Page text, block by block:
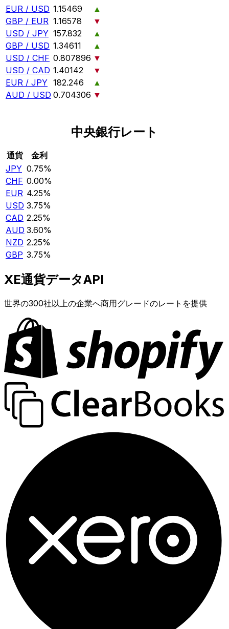
EUR / USD 1.15469
▲
GBP / EUR 1.16578
▼
USD / JPY 157.832
▲
GBP / USD 1.34611
▲
USD / CHF 0.807896 ▼
USD / CAD 1.40142
▼
EUR / JPY 182.246
▲
AUD / USD 0.704306 ▼
中央銀行レート
通貨
金利
JPY 0.75%
CHF 0.00%
EUR 4.25%
USD 3.75%
CAD 2.25%
AUD 3.60%
NZD 2.25%
GBP 3.75%
XE通貨データAPI
世界の300社以上の企業へ商用グレードのレートを提供